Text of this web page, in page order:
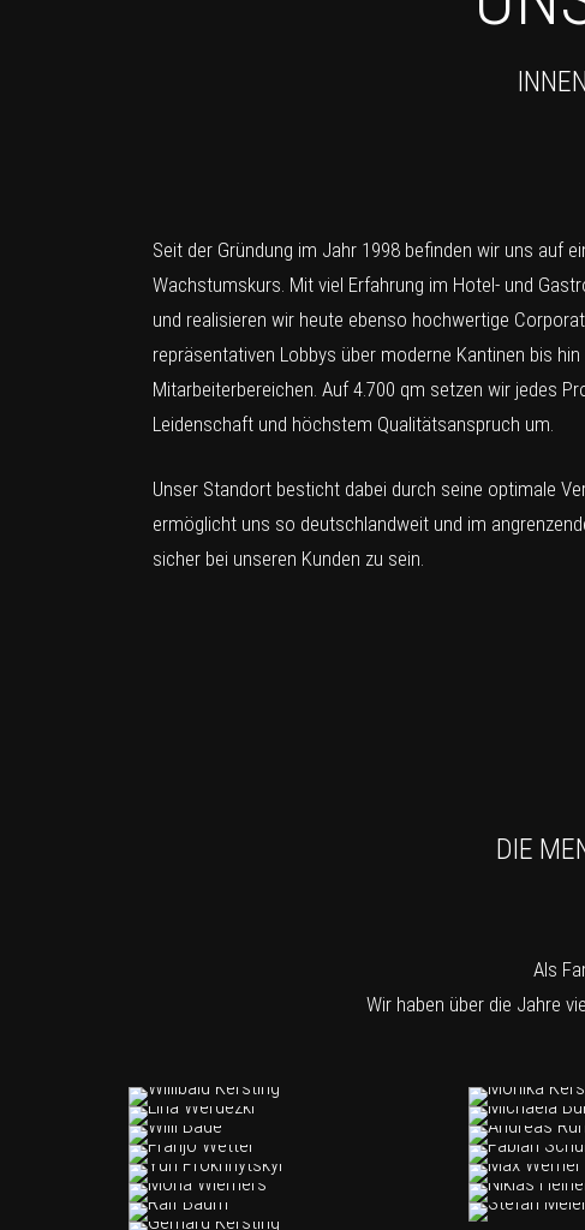
Seit der Gründung im Jahr 1998 befinden wir uns auf
Wachstumskurs. Mit viel Erfahrung im Hotel- und
und realisieren wir heute ebenso hochwertige
repräsentativen Lobbys über moderne Kantinen bis
Mitarbeiterbereichen. Auf 4.700 qm setzen wir jedes
Leidenschaft und höchstem Qualitätsanspruch um.
Unser Standort besticht dabei durch seine optimale
ermöglicht uns so deutschlandweit und im
sicher bei unseren Kunden zu sein.
DIE
Als
Wir haben über die Jahre